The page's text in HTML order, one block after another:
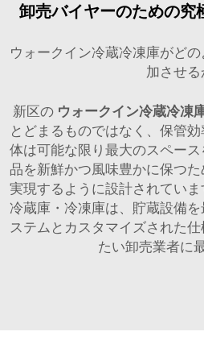
卸売バイヤーのための究
ウォークイン冷蔵冷凍庫がど
加させる
新区の ウォークイン冷蔵冷凍
とどまるものではなく、保管
体は可能な限り最大のスペー
品を新鮮かつ風味豊かに保つ
実現するように設計されてい
冷蔵庫・冷凍庫は、貯蔵設備
ステムとカスタマイズされた
たい卸売業者に